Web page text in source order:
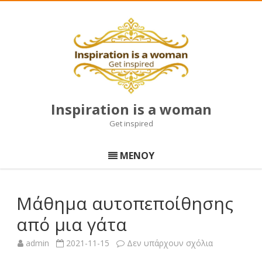
Inspiration is a woman
Get inspired
σε
περιεχόμενο
ΜΕΝΟΥ
Μάθημα αυτοπεποίθησης
από μια γάτα
admin 2021-11-15 Δεν υπάρχουν σχόλια